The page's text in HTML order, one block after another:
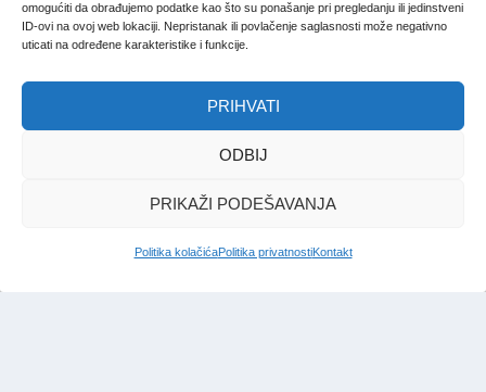
omogućiti da obrađujemo podatke kao što su ponašanje pri pregledanju ili jedinstveni
ID-ovi na ovoj web lokaciji. Nepristanak ili povlačenje saglasnosti može negativno
uticati na određene karakteristike i funkcije.
PRIHVATI
ODBIJ
PRIKAŽI PODEŠAVANJA
Politika kolačićaPolitika privatnostiKontakt